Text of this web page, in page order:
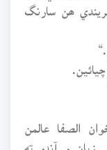
ھن سارنگ
الصفا عالمن
زبان ۾ آندو ته